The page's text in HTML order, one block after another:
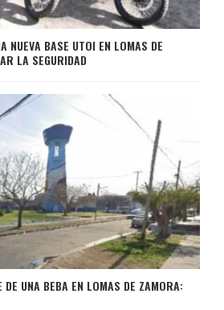
NUEVA BASE UTOI EN LOMAS DE
LA SEGURIDAD
DE UNA BEBA EN LOMAS DE ZAMORA: